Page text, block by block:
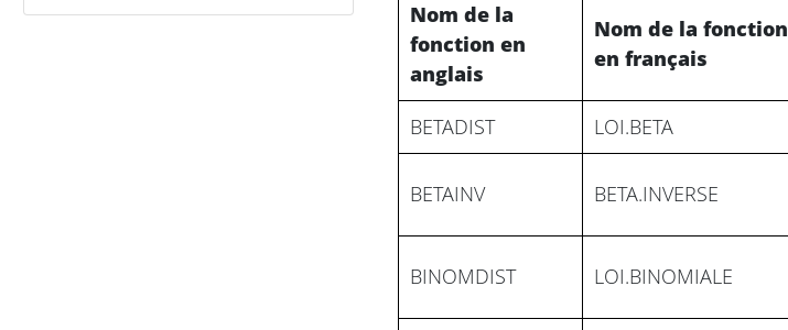
Nom de la
fonction en
anglais
Nom de la fonction
en français
BETADIST LOI.BETA
BETAINV BETA.INVERSE
BINOMDIST LOI.BINOMIALE